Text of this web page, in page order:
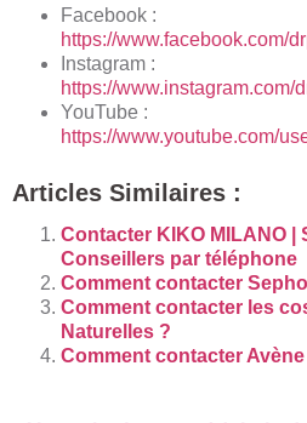
Facebook :
https://www.facebook.com/
Instagram :
https://www.instagram.com/
YouTube :
https://www.youtube.com/
Articles Similaires :
Contacter KIKO MILANO |
Conseillers par téléphone
Comment contacter
Comment contacter les
Naturelles ?
Comment contacter Avène